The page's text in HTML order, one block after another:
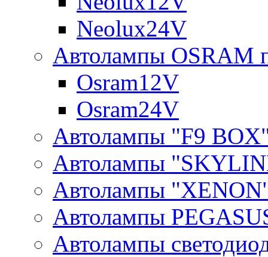
Neolux24V
Автолампы OSRAM
Osram12V
Osram24V
Автолампы "F9
Автолампы
Автолампы
Автолампы
Автолампы